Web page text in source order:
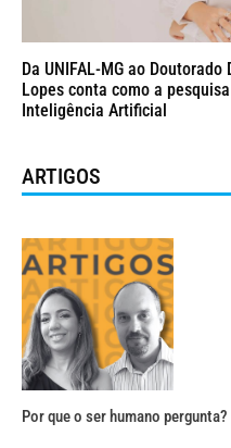
Da UNIFAL-MG ao Doutorado
Lopes conta como a
Inteligência Artificial
ARTIGOS
Por que o ser humano pergunta?